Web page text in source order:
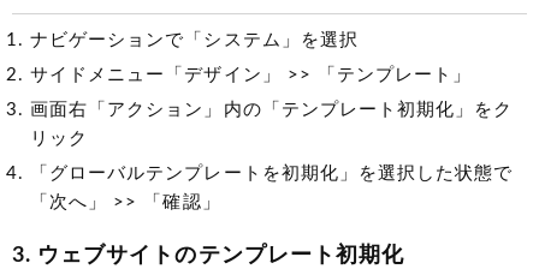
ナビゲーションで「システム」を選択
サイドメニュー「デザイン」 >> 「テンプレート」
画面右「アクション」内の「テンプレート初期化」をク
リック
「グローバルテンプレートを初期化」を選択した状態で
「次へ」 >> 「確認」
3. ウェブサイトのテンプレート初期化